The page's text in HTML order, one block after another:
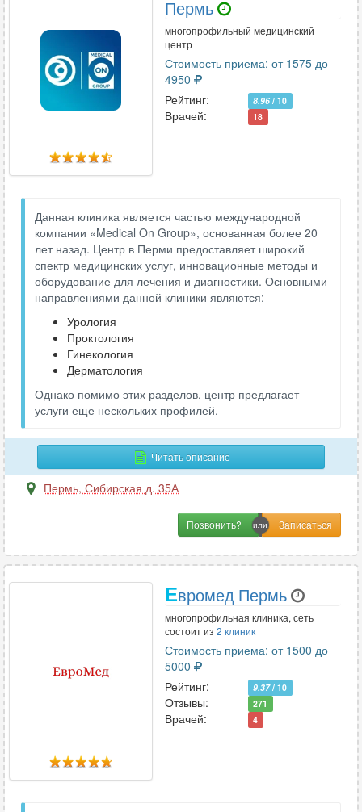
Пермь
многопрофильный медицинский
центр
Стоимость приема: от 1575 до
4950
Рейтинг:
8.96 / 10
Врачей: 18
Данная клиника является частью международной
компании «Medical On Group», основанная более 20
лет назад. Центр в Перми предоставляет широкий
спектр медицинских услуг, инновационные методы и
оборудование для лечения и диагностики. Основными
направлениями данной клиники являются:
Урология
Проктология
Гинекология
Дерматология
Однако помимо этих разделов, центр предлагает
услуги еще нескольких профилей.
Читать описание
Пермь, Сибирская д. 35А
Позвонить?
Евромед Пермь
многопрофильная клиника, сеть
состоит из 2 клиник
Стоимость приема: от 1500 до
5000
Рейтинг:
9.37/ 10
Отзывы: 271
Врачей: 4